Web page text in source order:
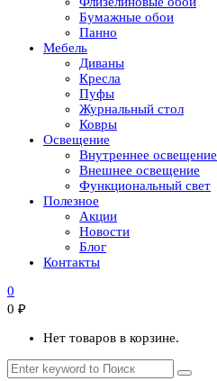
Бумажные обои
Панно
Мебель
Диваны
Кресла
Пуфы
Журнальный стол
Ковры
Освещение
Внутреннее освещение
Внешнее освещение
Функциональный свет
Полезное
Акции
Новости
Блог
Контакты
0
0 ₽
Нет товаров в корзине.